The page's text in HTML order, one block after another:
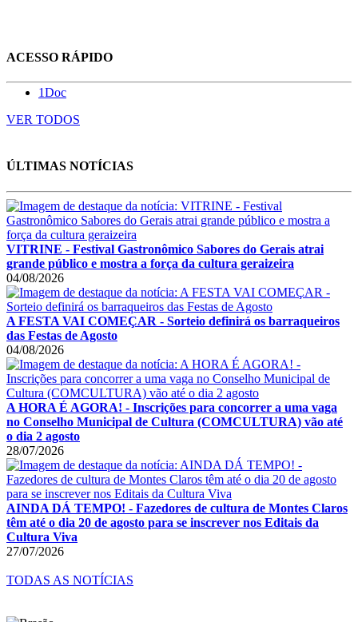
ACESSO RÁPIDO
1Doc
VER TODOS
ÚLTIMAS NOTÍCIAS
VITRINE - Festival Gastronômico Sabores do Gerais atrai
grande público e mostra a força da cultura geraizeira
04/08/2026
A FESTA VAI COMEÇAR - Sorteio definirá os barraqueiros
das Festas de Agosto
04/08/2026
A HORA É AGORA! - Inscrições para concorrer a uma vaga
no Conselho Municipal de Cultura (COMCULTURA) vão até
o dia 2 agosto
28/07/2026
AINDA DÁ TEMPO! - Fazedores de cultura de Montes Claros
têm até o dia 20 de agosto para se inscrever nos Editais da
Cultura Viva
27/07/2026
TODAS AS NOTÍCIAS